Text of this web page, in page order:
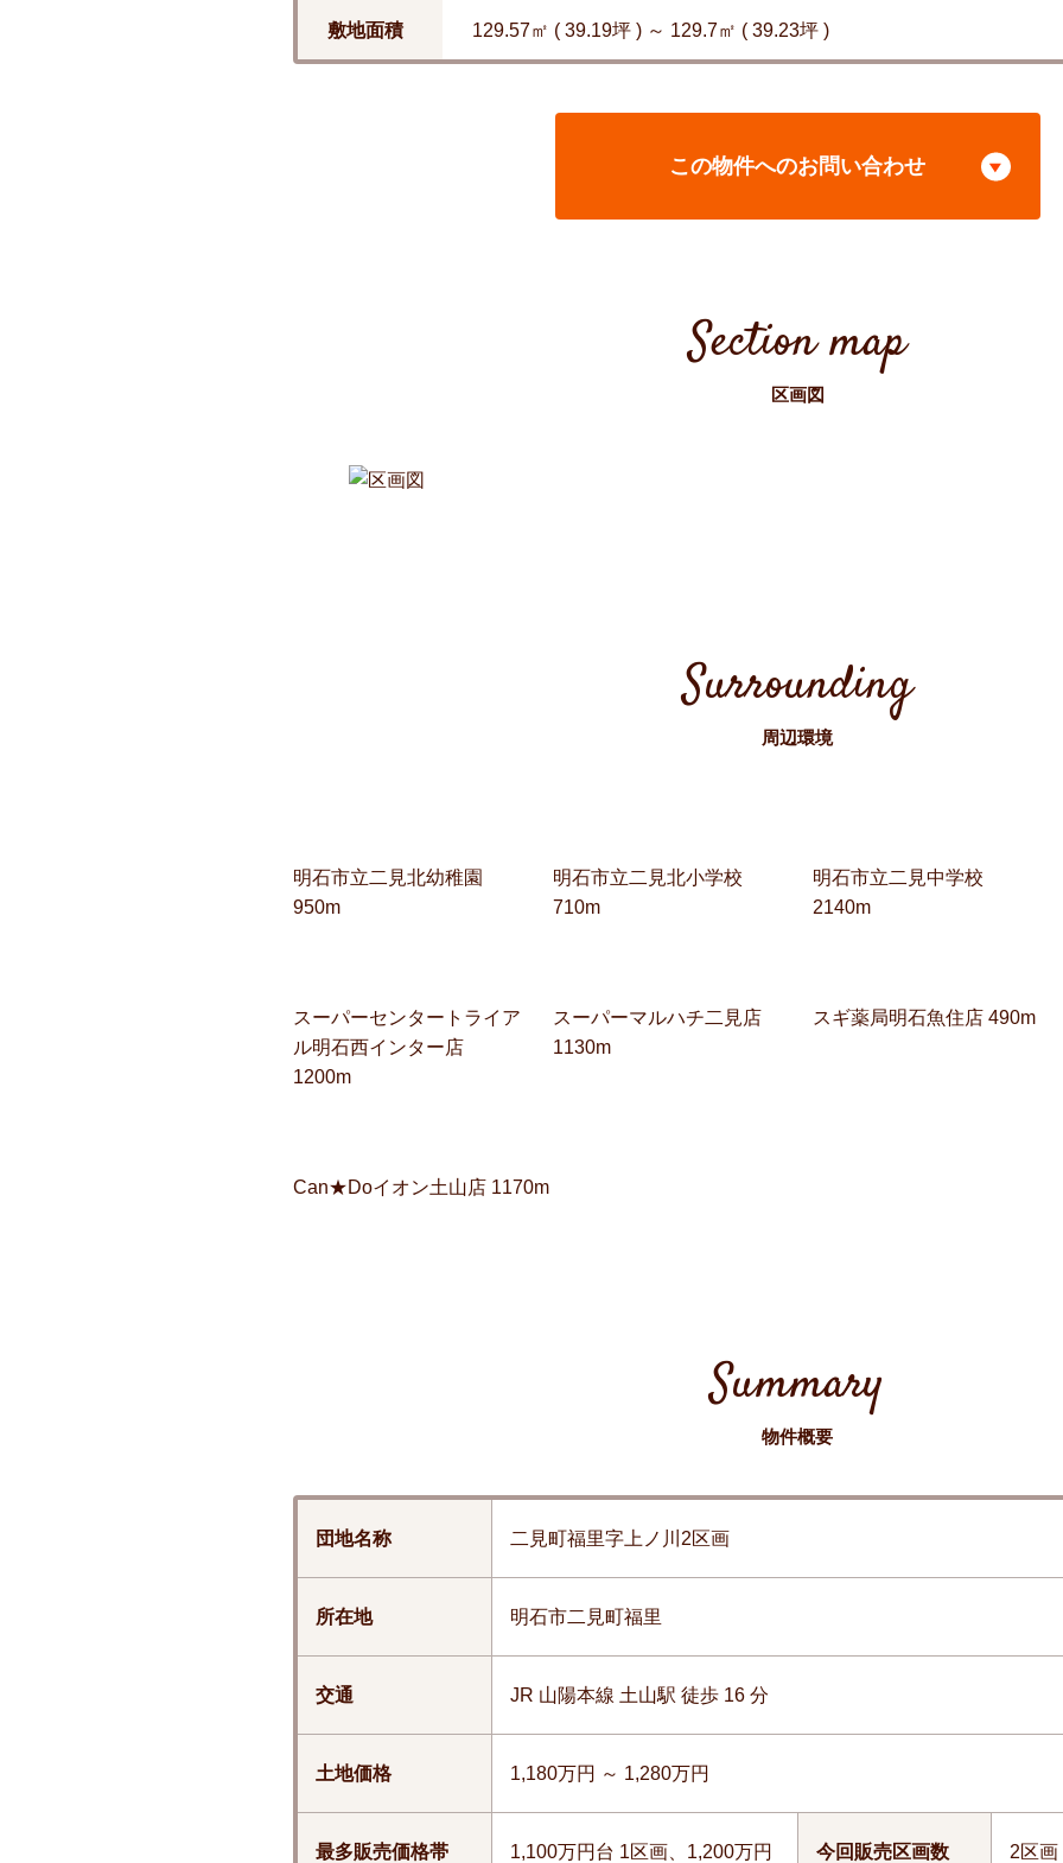
敷地面積 129.57㎡ ( 39.19坪 ) ～ 129.7㎡ ( 39.23坪 )
この物件へのお問い合わせ
Section map
区画図
Surrounding
周辺環境
明石市立二見北幼稚園
950m
明石市立二見北小学校
710m
明石市立二見中学校
2140m
スーパーセンタートライア
ル明石西インター店
1200m
スーパーマルハチ二見店
1130m
スギ薬局明石魚住店 490m
Can★Doイオン土山店 1170m
Summary
物件概要
団地名称 二見町福里字上ノ川2区画
所在地 明石市二見町福里
交通 JR 山陽本線 土山駅 徒歩 16 分
土地価格 1,180万円 ～ 1,280万円
最多販売価格帯
1,100万円台 1区画、1,200万円
今回販売区画数 2区画